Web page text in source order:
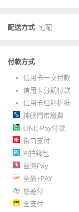
配送方式 宅配
付款方式
信用卡一次付款
信用卡分期付款
信用卡紅利折抵
神腦門市繳費
LINE Pay付款
街口支付
Pi拍錢包
台灣Pay
全盈+PAY
悠遊付
全支付